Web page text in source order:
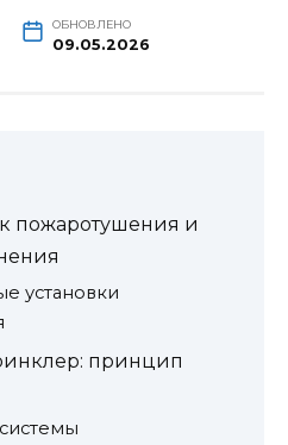
ОБНОВЛЕНО
09.05.2026
пожаротушения и
установки
принцип